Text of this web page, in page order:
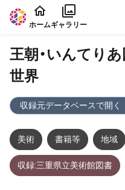
本文に飛ぶ
ホームギャラリー
王朝・いんてり
世界
収録元データベースで開く
美術 書籍等 地域
収録:三重県立美術館図書